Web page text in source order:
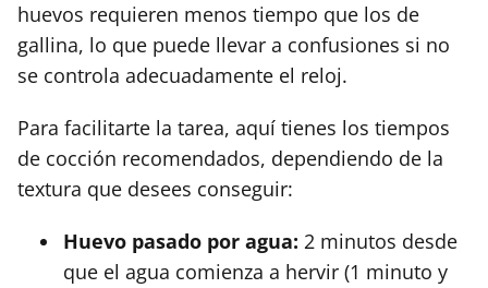
huevos requieren menos tiempo que los de
gallina, lo que puede llevar a confusiones si no
se controla adecuadamente el reloj.
Para facilitarte la tarea, aquí tienes los tiempos
de cocción recomendados, dependiendo de la
textura que desees conseguir:
Huevo pasado por agua: 2 minutos desde
que el agua comienza a hervir (1 minuto y